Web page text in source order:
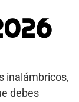
inalámbricos,
debes